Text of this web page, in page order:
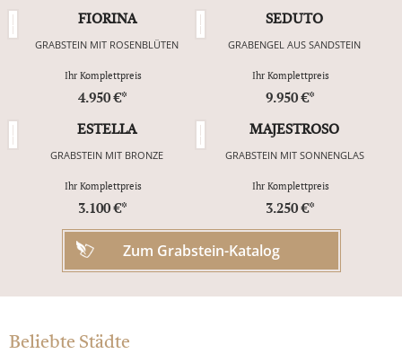
FIORINA
GRABSTEIN MIT ROSENBLÜTEN
Ihr Komplettpreis
4.950 €*
SEDUTO
GRABENGEL AUS SANDSTEIN
Ihr Komplettpreis
9.950 €*
ESTELLA
GRABSTEIN MIT BRONZE
Ihr Komplettpreis
3.100 €*
MAJESTROSO
GRABSTEIN MIT SONNENGLAS
Ihr Komplettpreis
3.250 €*
Zum Grabstein-Katalog
Beliebte Städte